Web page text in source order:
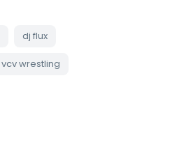
dj flux
vcv wrestling